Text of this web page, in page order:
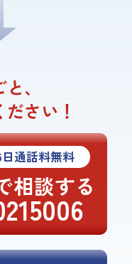
、
さい！
日通話料無料
相談する